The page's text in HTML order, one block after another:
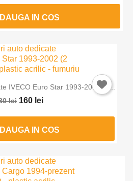
IN COS
IVECO Euro Star 1993-2002 (2...
lei 160 lei
IN COS
de client pentru a salva
Intra in cont